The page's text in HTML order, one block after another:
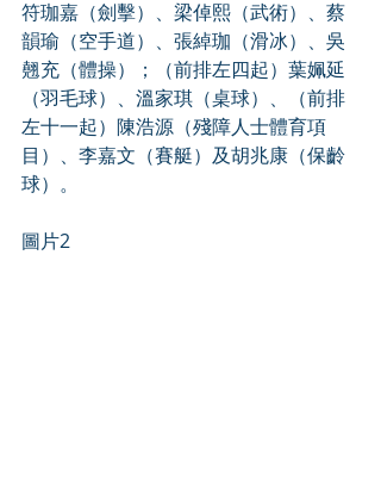
符珈嘉（劍擊）、梁倬熙（武術）、蔡
韻瑜（空手道）、張綽珈（滑冰）、吳
翹充（體操）；（前排左四起）葉姵延
（羽毛球）、溫家琪（桌球）、（前排
左十一起）陳浩源（殘障人士體育項
目）、李嘉文（賽艇）及胡兆康（保齡
球）。
圖片2